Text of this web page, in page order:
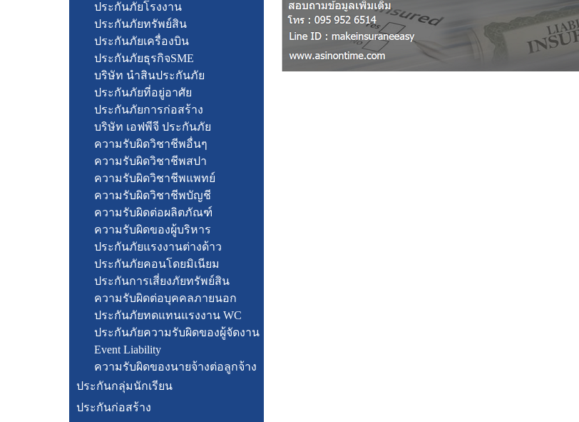
ประกันภัยโรงงาน
ประกันภัยทรัพย์สิน
ประกันภัยเครื่องบิน
ประกันภัยธุรกิจSME
บริษัท นำสินประกันภัย
ประกันภัยที่อยู่อาศัย
ประกันภัยการก่อสร้าง
บริษัท เอฟพีจี ประกันภัย
ความรับผิดวิชาชีพอื่นๆ
ความรับผิดวิชาชีพสปา
ความรับผิดวิชาชีพแพทย์
ความรับผิดวิชาชีพบัญชี
ความรับผิดต่อผลิตภัณฑ์
ความรับผิดของผู้บริหาร
ประกันภัยแรงงานต่างด้าว
ประกันภัยคอนโดยมิเนียม
ประกันการเสี่ยงภัยทรัพย์สิน
ความรับผิดต่อบุคคลภายนอก
ประกันภัยทดแทนแรงงาน WC
ประกันภัยความรับผิดของผู้จัดงาน
Event Liability
ความรับผิดของนายจ้างต่อลูกจ้าง
ประกันกลุ่มนักเรียน
ประกันก่อสร้าง